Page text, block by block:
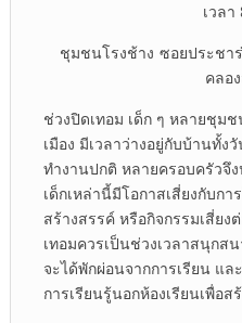
เวลา
ชุมชนโรงช้าง ซอยประชา
คลอ
ช่วงปิดเทอม เด็ก ๆ หลายชุม
เมือง มีเวลาว่างอยู่กับบ้านทั้
ทำงานปกติ หลายครอบครัวจึ
เด็กเหล่านี้มีโอกาสเสี่ยงกับก
สร้างสรรค์ หรือกิจกรรมเสี่ย
เทอมควรเป็นช่วงเวลาสนุกส
จะได้พักผ่อนจากการเรียน แ
การเรียนรู้นอกห้องเรียนเพื่อ